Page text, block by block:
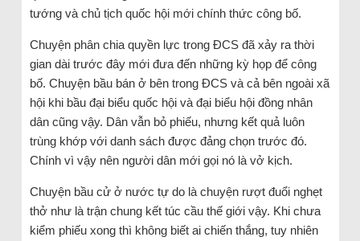
tướng và chủ tịch quốc hội mới chính thức công bố.
Chuyện phân chia quyền lực trong ĐCS đã xảy ra thời
gian dài trước đây mới đưa đến những kỳ họp để công
bố. Chuyện bầu bán ở bên trong ĐCS và cả bên ngoài xã
hội khi bầu đại biểu quốc hội và đại biểu hội đồng nhân
dân cũng vậy. Dân vẫn bỏ phiếu, nhưng kết quả luôn
trùng khớp với danh sách được đảng chọn trước đó.
Chính vì vậy nên người dân mới gọi nó là vở kịch.
Chuyện bầu cử ở nước tự do là chuyện rượt đuổi nghẹt
thở như là trận chung kết túc cầu thế giới vậy. Khi chưa
kiểm phiếu xong thì không biết ai chiến thắng, tuy nhiên